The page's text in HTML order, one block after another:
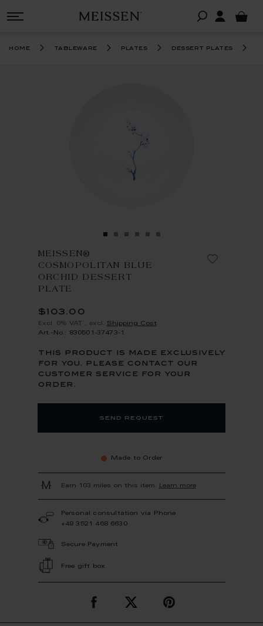
home tableware plates dessert plates
MEISSEN®
COSMOPOLITAN BLUE
ORCHID DESSERT
PLATE
$103.00
Excl. 0% VAT excl. Shipping Cost
Art.-No.: 830501-37473-1
this product is made exclusively
for you. please contact our
customer service for your
order.
send request
Made to Order
Earn 103 miles on this item. Learn more
Personal consultation via Phone
+49 3521 468 6630
Secure Payment
Free gift box